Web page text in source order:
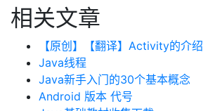
相关文章
【原创】【翻译】Activity的介绍
Java线程
Java新手入门的30个基本概念
Android 版本 代号